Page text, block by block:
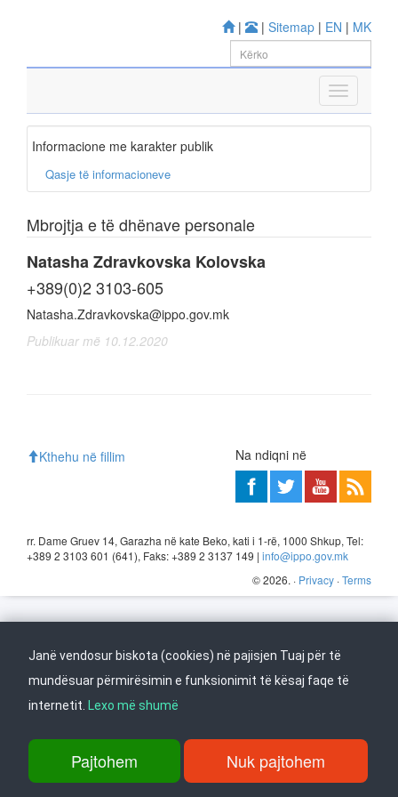
| | Sitemap | EN | MK
Informacione me karakter publik
Qasje të informacioneve
Mbrojtja e të dhënave personale
Natasha Zdravkovska Kolovska
+389(0)2 3103-605
Natasha.Zdravkovska@ippo.gov.mk
Publikuar më 10.12.2020
Kthehu në fillim Na ndiqni në
rr. Dame Gruev 14, Garazha në kate Beko, kati i 1-rë, 1000 Shkup, Tel:
+389 2 3103 601 (641), Faks: +389 2 3137 149 | info@ippo.gov.mk
©2026. · Privacy ·Terms
Janë vendosur biskota (cookies) në pajisjen Tuaj për të
mundësuar përmirësimin e funksionimit të kësaj faqe të
internetit. Lexo më shumë
Pajtohem Nuk pajtohem